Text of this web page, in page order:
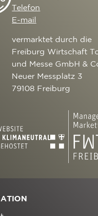
Telefon
E-mail
vermarktet durch die
Freiburg Wirtschaft
und Messe GmbH &
Neuer Messplatz 3
79108 Freiburg